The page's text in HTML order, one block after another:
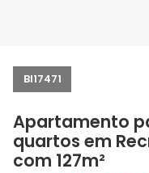
BI17471
Apartamento
quartos em
com 127m²